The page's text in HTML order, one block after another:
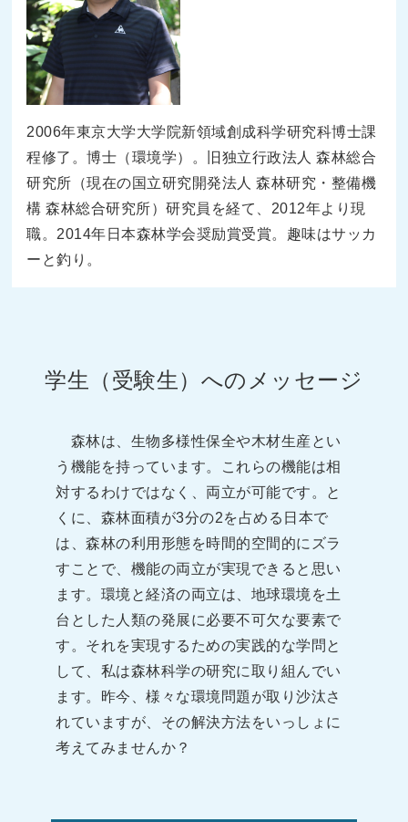
2006年東京大学大学院新領域創成科学研究科博士課
程修了。博士（環境学）。旧独立行政法人 森林総合
研究所（現在の国立研究開発法人 森林研究・整備機
構 森林総合研究所）研究員を経て、2012年より現
職。2014年日本森林学会奨励賞受賞。趣味はサッカ
ーと釣り。
学生（受験生）へのメッセージ
森林は、生物多様性保全や木材生産とい
う機能を持っています。これらの機能は相
対するわけではなく、両立が可能です。と
くに、森林面積が3分の2を占める日本で
は、森林の利用形態を時間的空間的にズラ
すことで、機能の両立が実現できると思い
ます。環境と経済の両立は、地球環境を土
台とした人類の発展に必要不可欠な要素で
す。それを実現するための実践的な学問と
して、私は森林科学の研究に取り組んでい
ます。昨今、様々な環境問題が取り沙汰さ
れていますが、その解決方法をいっしょに
考えてみませんか？